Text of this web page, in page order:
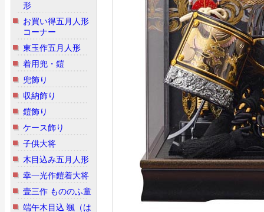
形
お買い得五月人形
コーナー
東玉作五月人形
着用兜・鎧
兜飾り
収納飾り
鎧飾り
ケース飾り
子供大将
木目込み五月人形
幸一光作鎧着大将
壹三作 もののふ童
端午木目込 颯（は